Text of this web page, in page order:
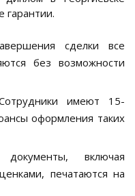
гарантии.
сделки все
без возможности
имеют 15-
оформления таких
включая
печатаются на